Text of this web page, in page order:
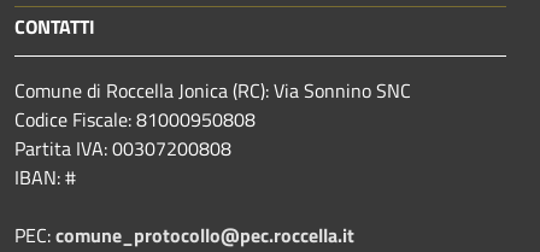
CONTATTI
Comune di Roccella Jonica (RC): Via Sonnino SNC
Codice Fiscale: 81000950808
Partita IVA: 00307200808
IBAN: #
PEC:comune_protocollo@pec.roccella.it